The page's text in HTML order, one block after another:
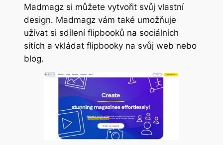
Madmagz si můžete vytvořit svůj vlastní
design. Madmagz vám také umožňuje
užívat si sdílení flipbooků na sociálních
sítích a vkládat flipbooky na svůj web nebo
blog.